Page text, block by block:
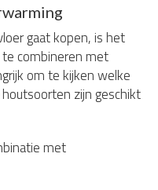
gaat kopen, is het
combineren met
om te kijken welke
zijn geschikt
met